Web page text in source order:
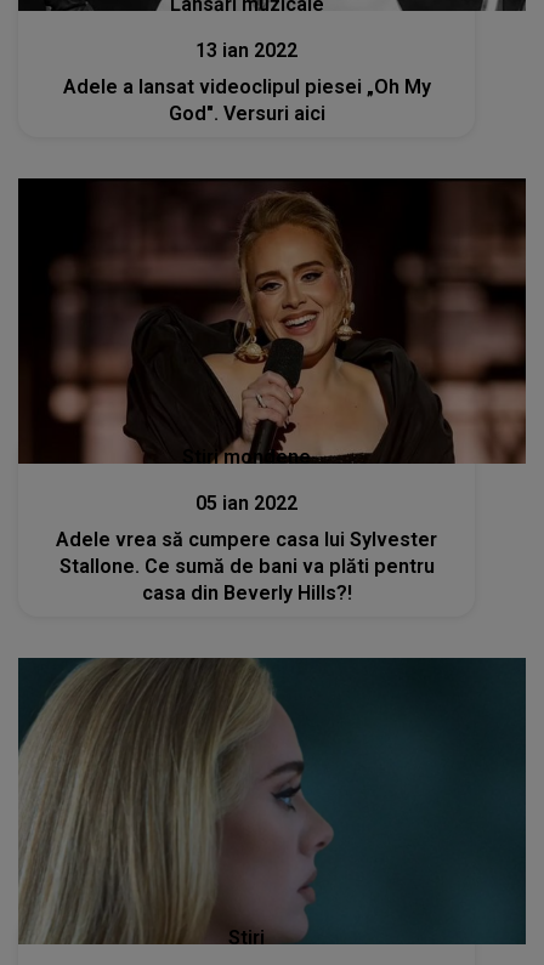
13 ian 2022
Adele a lansat videoclipul piesei „Oh My
God". Versuri aici
Stiri mondene
05 ian 2022
Adele vrea să cumpere casa lui Sylvester
Stallone. Ce sumă de bani va plăti pentru
casa din Beverly Hills?!
Stiri